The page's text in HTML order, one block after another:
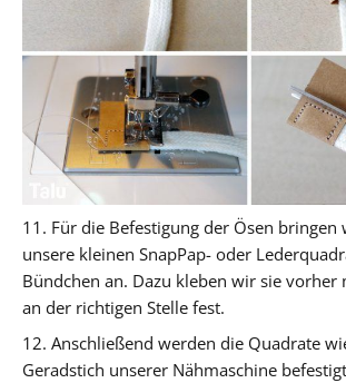
11. Für die Befestigung der Ösen bringen
unsere kleinen SnapPap- oder
Bündchen an. Dazu kleben wir sie vorher
an der richtigen Stelle fest.
12. Anschließend werden die Quadrate
Geradstich unserer Nähmaschine